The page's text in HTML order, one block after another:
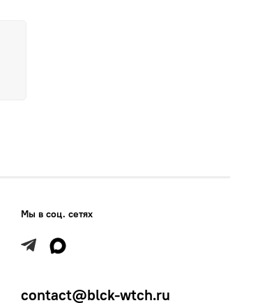
Мы в соц. сетях
contact@blck-wtch.ru